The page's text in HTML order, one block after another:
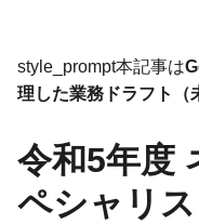
style_prompt本記事は
理した業務ドラフト（
令和5年度
ペシャリ